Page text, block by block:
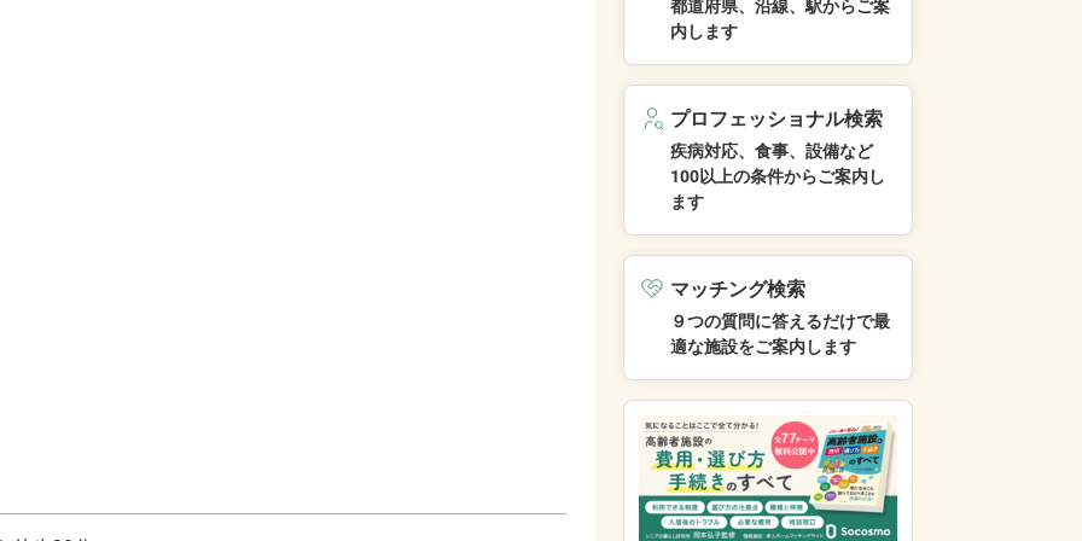
都道府県、沿線、駅からご案
内します
プロフェッショナル検索
疾病対応、食事、設備など
100以上の条件からご案内し
ます
マッチング検索
９つの質問に答えるだけで最
適な施設をご案内します